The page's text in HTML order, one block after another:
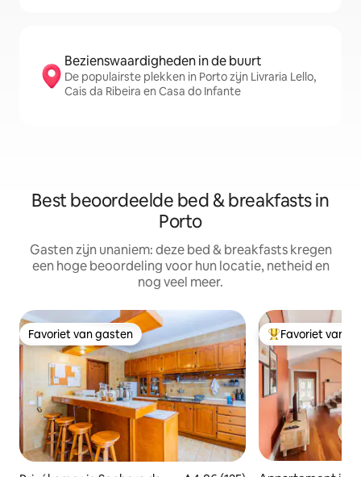
Bezienswaardigheden in de buurt
De populairste plekken in Porto zijn Livraria Lello,
Cais da Ribeira en Casa do Infante
Best beoordeelde bed & breakfasts in
Porto
Gasten zijn unaniem: deze bed & breakfasts kregen
een hoge beoordeling voor hun locatie, netheid en
nog veel meer.
Favoriet van gasten
Favoriet van gasten Topfavoriet van
Favoriet van